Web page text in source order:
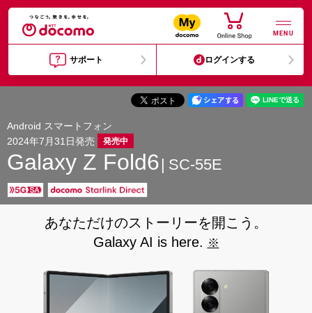
MENU
サポート ログインする
Android スマートフォン
2024年7月31日発売
発売中
Galaxy Z Fold6 SC-55E
あなただけのストーリーを開こう。
Galaxy AI is here. ※